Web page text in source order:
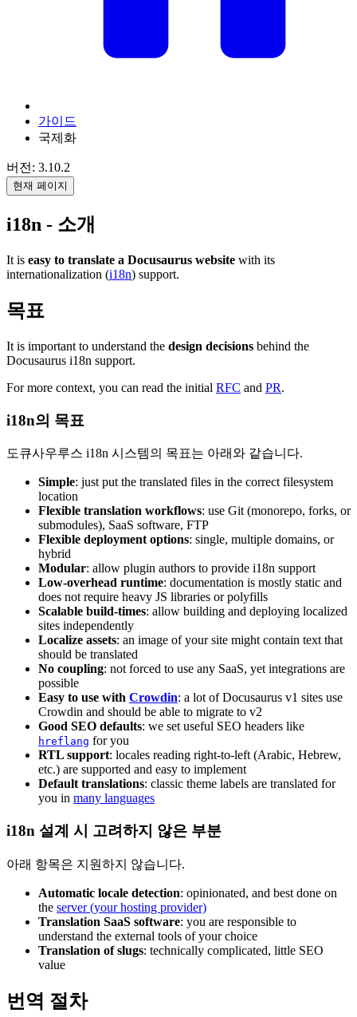
가이드
국제화
버전: 3.10.2
현재 페이지
i18n - 소개
It is easy to translate a Docusaurus website with its
internationalization (i18n) support.
목표
It is important to understand the design decisions behind the
Docusaurus i18n support.
For more context, you can read the initial RFC and PR.
i18n의 목표
도큐사우루스 i18n 시스템의 목표는 아래와 같습니다.
Simple: just put the translated files in the correct filesystem
location
Flexible translation workflows: use Git (monorepo, forks, or
submodules), SaaS software, FTP
Flexible deployment options: single, multiple domains, or
hybrid
Modular: allow plugin authors to provide i18n support
Low-overhead runtime: documentation is mostly static and
does not require heavy JS libraries or polyfills
Scalable build-times: allow building and deploying localized
sites independently
Localize assets: an image of your site might contain text that
should be translated
No coupling: not forced to use any SaaS, yet integrations are
possible
Easy to use with Crowdin: a lot of Docusaurus v1 sites use
Crowdin and should be able to migrate to v2
Good SEO defaults: we set useful SEO headers like
hreflang for you
RTL support: locales reading right-to-left (Arabic, Hebrew,
etc.) are supported and easy to implement
Default translations: classic theme labels are translated for
you in many languages
i18n 설계 시 고려하지 않은 부분
아래 항목은 지원하지 않습니다.
Automatic locale detection: opinionated, and best done on
the server (your hosting provider)
Translation SaaS software: you are responsible to
understand the external tools of your choice
Translation of slugs: technically complicated, little SEO
value
번역 절차